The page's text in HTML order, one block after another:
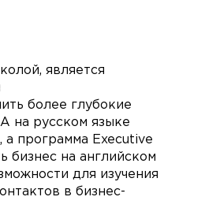
является
более глубокие
на русском языке
а программа Executive
бизнес на английском
для изучения
в бизнес-